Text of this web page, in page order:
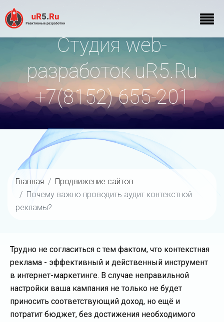
Студия web-
разработок uR5.Ru
+7(8152) 655-201
Главная
Продвижение сайтов
Почему важно проводить аудит контекстной
рекламы?
Трудно не согласиться с тем фактом, что контекстная
реклама - эффективный и действенный инструмент
в интернет-маркетинге. В случае неправильной
настройки ваша кампания не только не будет
приносить соответствующий доход, но ещё и
потратит бюджет, без достижения необходимого